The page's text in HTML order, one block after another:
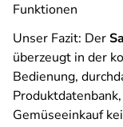
Funktionen
Unser Fazit: Der
überzeugt in der
Bedienung,
Gemüseeinkauf